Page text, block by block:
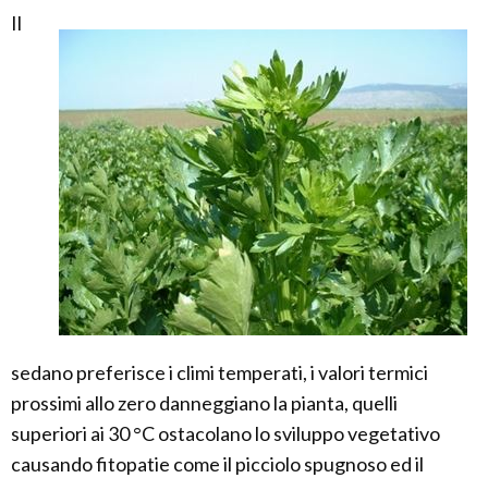
Il
sedano preferisce i climi temperati, i valori termici
prossimi allo zero danneggiano la pianta, quelli
superiori ai 30 °C ostacolano lo sviluppo vegetativo
causando fitopatie come il picciolo spugnoso ed il